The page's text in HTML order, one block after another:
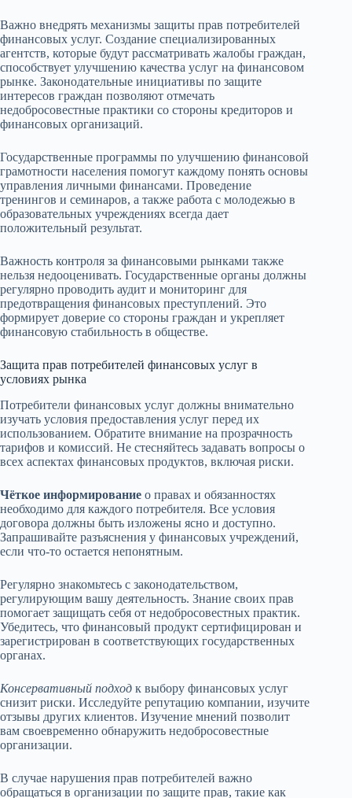
Важно внедрять механизмы защиты прав потребителей
финансовых услуг. Создание специализированных
агентств, которые будут рассматривать жалобы граждан,
способствует улучшению качества услуг на финансовом
рынке. Законодательные инициативы по защите
интересов граждан позволяют отмечать
недобросовестные практики со стороны кредиторов и
финансовых организаций.
Государственные программы по улучшению финансовой
грамотности населения помогут каждому понять основы
управления личными финансами. Проведение
тренингов и семинаров, а также работа с молодежью в
образовательных учреждениях всегда дает
положительный результат.
Важность контроля за финансовыми рынками также
нельзя недооценивать. Государственные органы должны
регулярно проводить аудит и мониторинг для
предотвращения финансовых преступлений. Это
формирует доверие со стороны граждан и укрепляет
финансовую стабильность в обществе.
Защита прав потребителей финансовых услуг в
условиях рынка
Потребители финансовых услуг должны внимательно
изучать условия предоставления услуг перед их
использованием. Обратите внимание на прозрачность
тарифов и комиссий. Не стесняйтесь задавать вопросы о
всех аспектах финансовых продуктов, включая риски.
Чёткое информирование о правах и обязанностях
необходимо для каждого потребителя. Все условия
договора должны быть изложены ясно и доступно.
Запрашивайте разъяснения у финансовых учреждений,
если что-то остается непонятным.
Регулярно знакомьтесь с законодательством,
регулирующим вашу деятельность. Знание своих прав
помогает защищать себя от недобросовестных практик.
Убедитесь, что финансовый продукт сертифицирован и
зарегистрирован в соответствующих государственных
органах.
Консервативный подход к выбору финансовых услуг
снизит риски. Исследуйте репутацию компании, изучите
отзывы других клиентов. Изучение мнений позволит
вам своевременно обнаружить недобросовестные
организации.
В случае нарушения прав потребителей важно
обращаться в организации по защите прав, такие как